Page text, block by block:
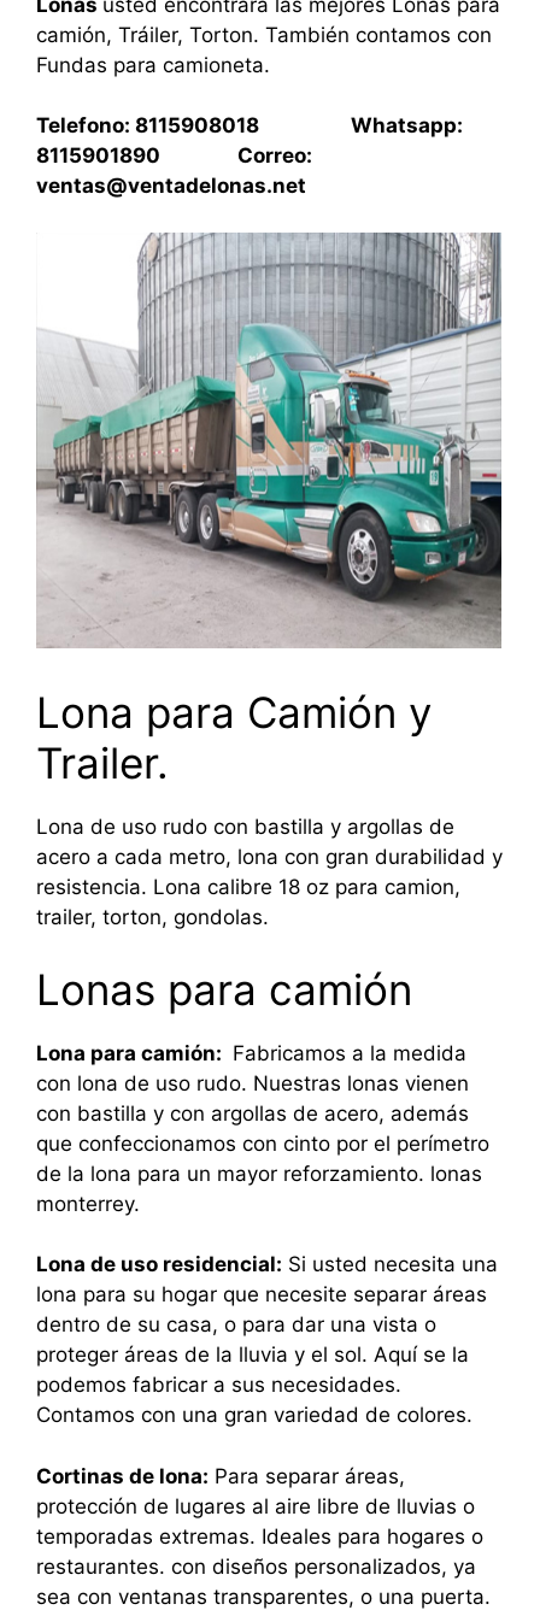
camión, Tráiler, Torton. También contamos con
Fundas para camioneta.
Telefono: 8115908018 Whatsapp:
8115901890 Correo:
ventas@ventadelonas.net
Lona para Camión y
Trailer.
Lona de uso rudo con bastilla y argollas de
acero a cada metro, lona con gran durabilidad y
resistencia. Lona calibre 18 oz para camion,
trailer, torton, gondolas.
Lonas para camión
Lona para camión: Fabricamos a la medida
con lona de uso rudo. Nuestras lonas vienen
con bastilla y con argollas de acero, además
que confeccionamos con cinto por el perímetro
de la lona para un mayor reforzamiento. lonas
monterrey.
Lona de uso residencial: Si usted necesita una
lona para su hogar que necesite separar áreas
dentro de su casa, o para dar una vista o
proteger áreas de la lluvia y el sol. Aquí se la
podemos fabricar a sus necesidades.
Contamos con una gran variedad de colores.
Cortinas de lona: Para separar áreas,
protección de lugares al aire libre de lluvias o
temporadas extremas. Ideales para hogares o
restaurantes. con diseños personalizados, ya
sea con ventanas transparentes, o una puerta.